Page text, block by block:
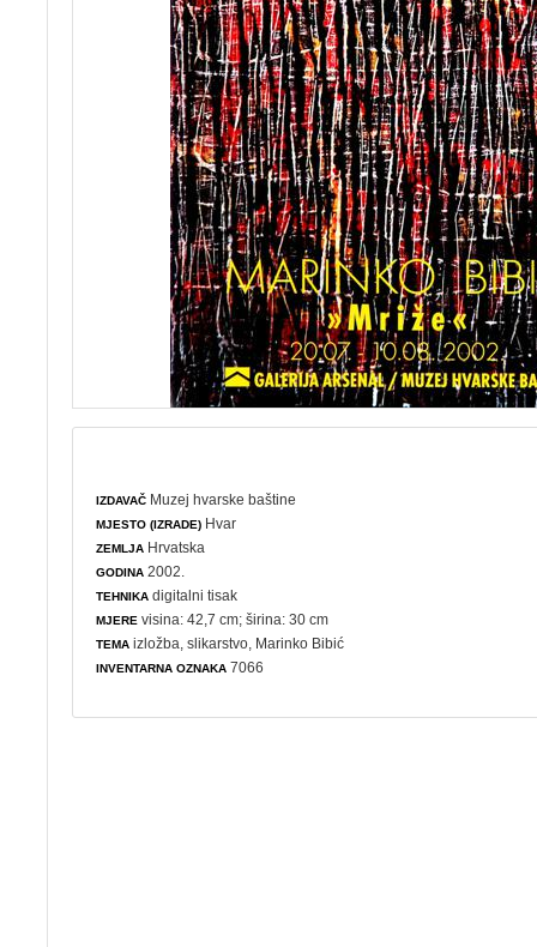
IZDAVAČ Muzej hvarske baštine
MJESTO (IZRADE) Hvar
ZEMLJA Hrvatska
GODINA 2002.
TEHNIKA digitalni tisak
MJERE visina: 42,7 cm; širina: 30 cm
TEMA izložba ,slikarstvo , Marinko Bibić
INVENTARNA OZNAKA 7066